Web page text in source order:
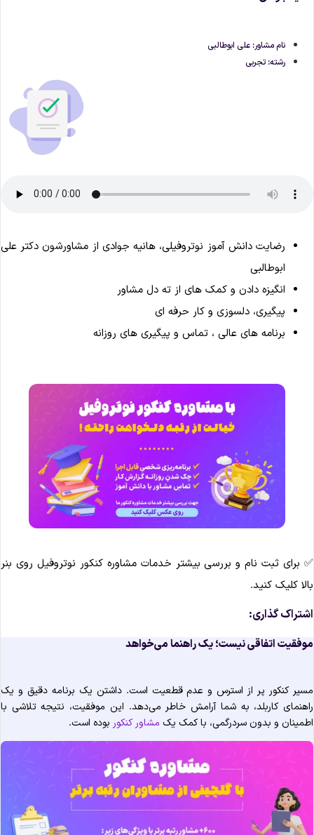
نام مشاور: علی ابوطالبی
رشته: تجربی
رضایت دانش آموز نوتروفیلی، هانیه جوادی از مشاورشون دکتر علی
ابوطالبی
انگیزه دادن و کمک های از ته دل مشاور
پیگیری، دلسوزی و کار حرفه ای
برنامه های عالی ، تماس و پیگیری های روزانه
برای ثبت نام و بررسی بیشتر خدمات مشاوره کنکور نوتروفیل روی بنر
کلیک کنید.
گذاری:
اتفاقی نیست؛ یک راهنما می‌خواهد
کنکور پر از استرس و عدم قطعیت است. داشتن یک برنامه دقیق و یک
کاربلد، به شما آرامش خاطر می‌دهد. این موفقیت، نتیجه تلاشی با
و بدون سردرگمی، با کمک یک مشاور کنکوربوده است.